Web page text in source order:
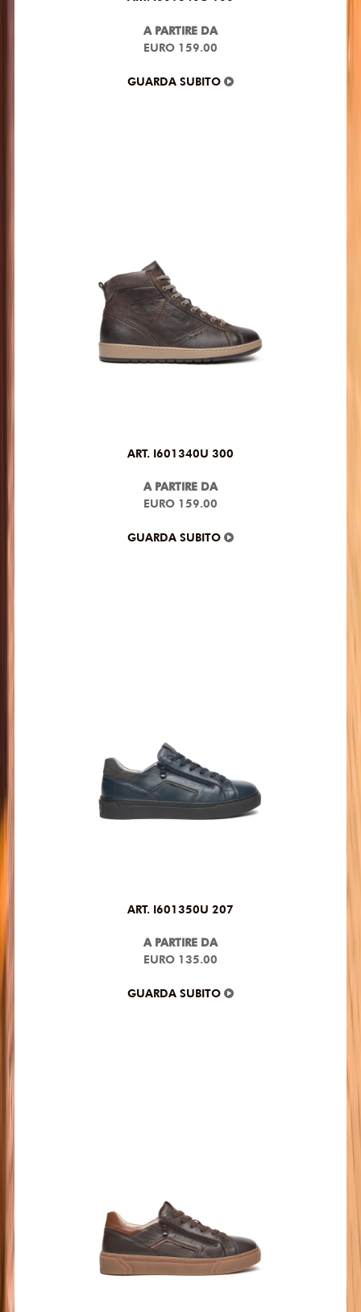
A PARTIRE DA
EURO 159.00
GUARDA SUBITO
ART. I601340U 300
A PARTIRE DA
EURO 159.00
GUARDA SUBITO
ART. I601350U 207
A PARTIRE DA
EURO 135.00
GUARDA SUBITO